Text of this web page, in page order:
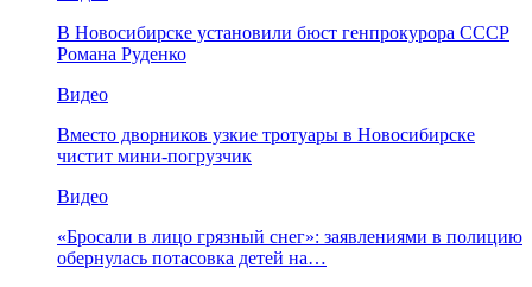
В Новосибирске установили бюст генпрокурора СССР
Романа Руденко
Видео
Вместо дворников узкие тротуары в Новосибирске
чистит мини-погрузчик
Видео
«Бросали в лицо грязный снег»: заявлениями в полицию
обернулась потасовка детей на…